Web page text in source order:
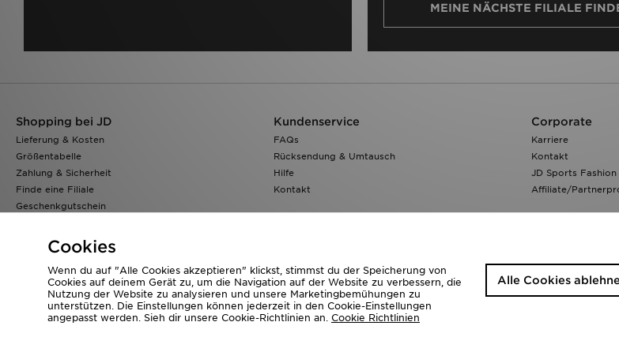
MEINE NÄCHSTE FILIALE
Shopping bei JD
Lieferung & Kosten
Größentabelle
Zahlung & Sicherheit
Finde eine Filiale
Geschenkgutschein
Lade Die App
Kundenservice
FAQs
Rücksendung & Umtausch
Hilfe
Kontakt
Corporate
Karriere
Kontakt
JD Sports Fashion
Affiliate/
Corporate Websitewww.jdplc.com
Copyright © 2026 JD Sports Alle Rechte vorbehalten
Cookies
Wenn du auf "Alle Cookies akzeptieren" klickst, stimmst du der Speicherung von
Cookies auf deinem Gerät zu, um die Navigation auf der Website zu verbessern, die
Nutzung der Website zu analysieren und unsere Marketingbemühungen zu
unterstützen. Die Einstellungen können jederzeit in den Cookie-Einstellungen
angepasst werden. Sieh dir unsere Cookie-Richtlinien an. Cookie Richtlinien
Alle Cookies